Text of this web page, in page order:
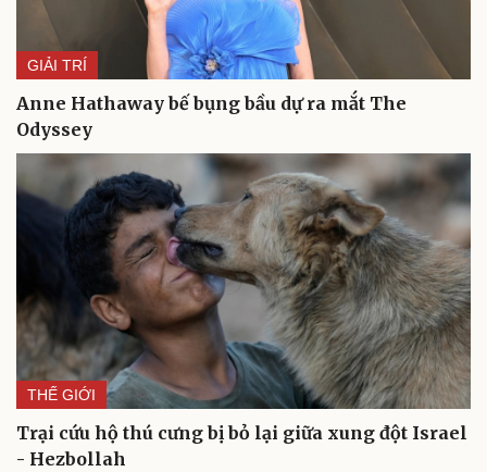
Văn hóa
Sân khấu - Điện ảnh
Văn học
Giải trí
Nghệ sĩ
Thời trang
Sao Việt
GIẢI TRÍ
Anne Hathaway bế bụng bầu dự ra mắt The
Odyssey
THẾ GIỚI
Trại cứu hộ thú cưng bị bỏ lại giữa xung đột Israel
- Hezbollah